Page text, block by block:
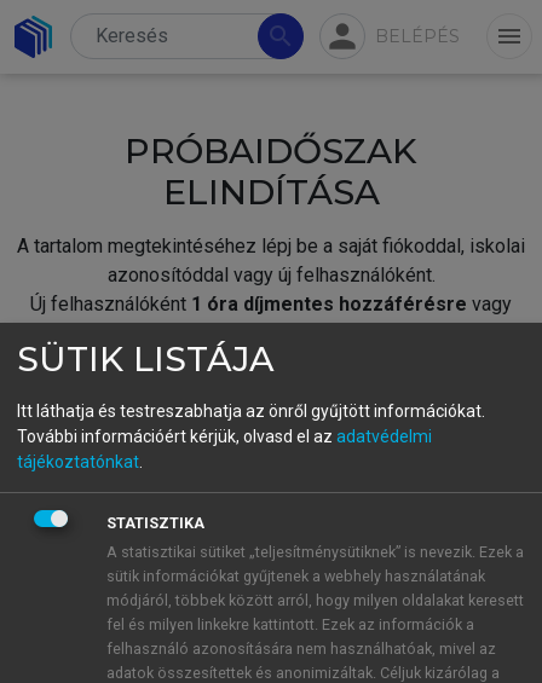
search person BELÉPÉS menu
PRÓBAIDŐSZAK
ELINDÍTÁSA
A tartalom megtekintéséhez lépj be a saját fiókoddal, iskolai
azonosítóddal vagy új felhasználóként.
Új felhasználóként 1 óra díjmentes hozzáférésre vagy
fiókoddal,vagy hozz létre új fiókot.
A regisztráció után apróbaidőszakautomatikusan
BELÉPÉS SAJÁT FIÓKKAL
ÚJ FIÓK LÉTREHOZÁSA
1 óra díjmentes hozzáférés
SÜTIK LISTÁJA
Itt láthatja és testreszabhatja az önről gyűjtött információkat.
További információért kérjük, olvasd el az adatvédelmi
tájékoztatónkat
STATISZTIKA
A statisztikai sütiket „teljesítménysütiknek” is nevezik. Ezek a
sütik információkat gyűjtenek a webhely használatának
módjáról, többek között arról, hogy milyen oldalakat keresett
fel és milyen linkekre kattintott. Ezek az információk a
felhasználó azonosítására nem használhatóak, mivel az
adatok összesítettek és anonimizáltak. Céljuk kizárólag a